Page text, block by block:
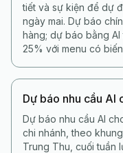
tiết và sự kiện để dự
ngày mai. Dự báo
hàng; dự báo bằng AI
25% với menu có
Dự báo nhu cầu AI
Dự báo nhu cầu AI
chi nhánh, theo
Trung Thu, cuối tuần